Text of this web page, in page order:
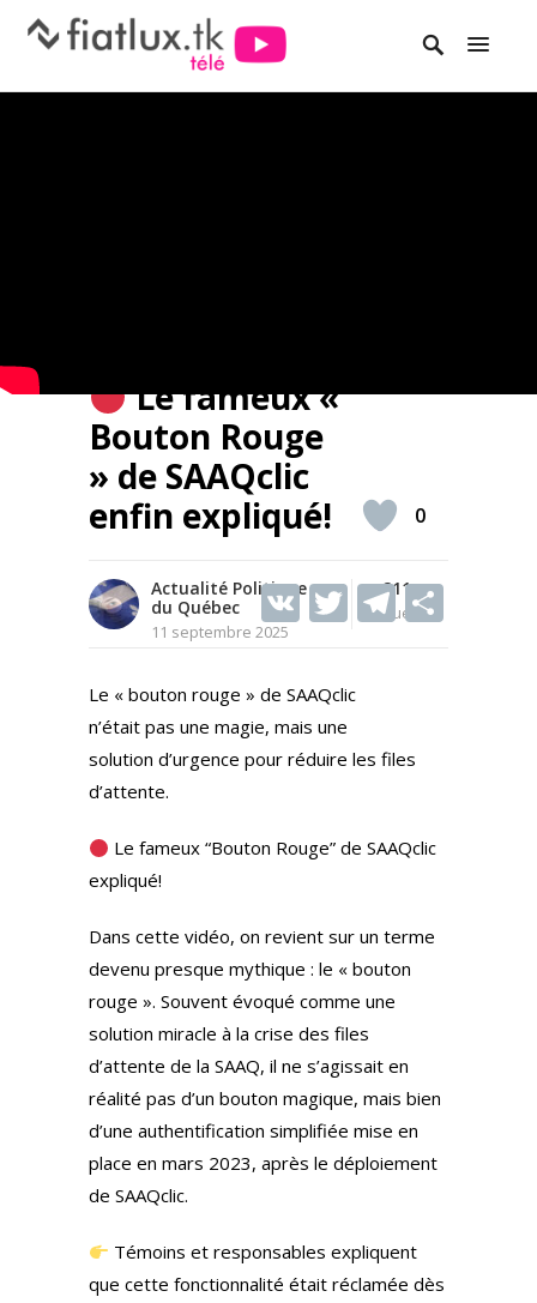
Le fameux «
Bouton Rouge
» de SAAQclic
enfin expliqué!
Actualité Politique
du Québec
11 septembre 2025
211
Vues
V T
itt
er
T
a
0
Le « bouton rouge » de SAAQclic
n’était pas une magie, mais une
solution d’urgence pour réduire les files
d’attente.
Le fameux “Bouton Rouge” de SAAQclic
expliqué!
Dans cette vidéo, on revient sur un terme
devenu presque mythique : le « bouton
rouge ». Souvent évoqué comme une
solution miracle à la crise des files
d’attente de la SAAQ, il ne s’agissait en
réalité pas d’un bouton magique, mais bien
d’une authentification simplifiée mise en
place en mars 2023, après le déploiement
de SAAQclic.
Témoins et responsables expliquent
que cette fonctionnalité était réclamée dès